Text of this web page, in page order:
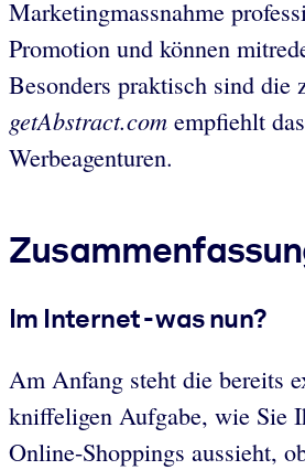
Marketingmassnahme
Promotion und können
Besonders praktisch sind die
getAbstract.com empfiehlt
Werbeagenturen.
Im Internet - was nun?
Am Anfang steht die bereits
kniffeligen Aufgabe, wie Sie
Online-Shoppings aussieht,